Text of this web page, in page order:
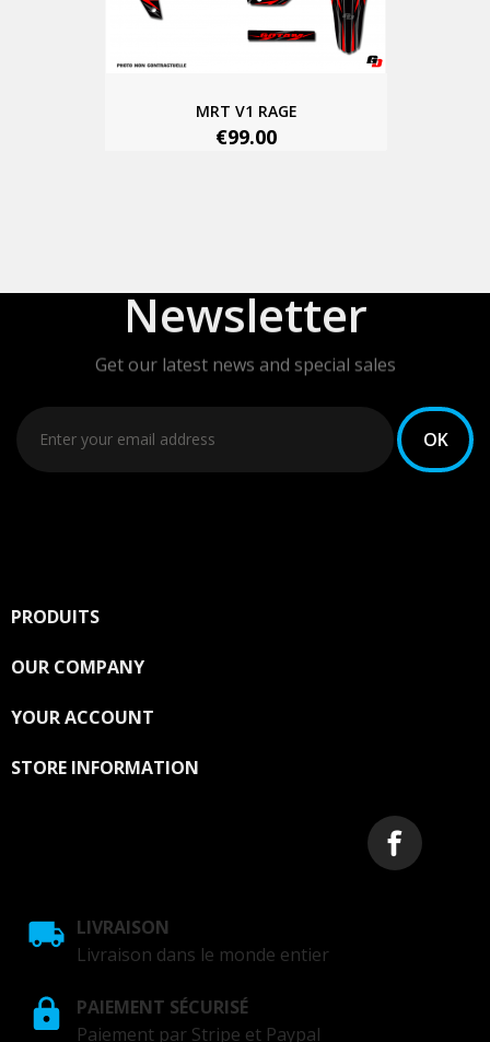
MRT V1 RAGE
€99.00
Newsletter
Get our latest news and special sales
PRODUITS
OUR COMPANY
YOUR ACCOUNT
STORE INFORMATION
LIVRAISON
Livraison dans le monde entier
PAIEMENT SÉCURISÉ
Paiement par Stripe et Paypal